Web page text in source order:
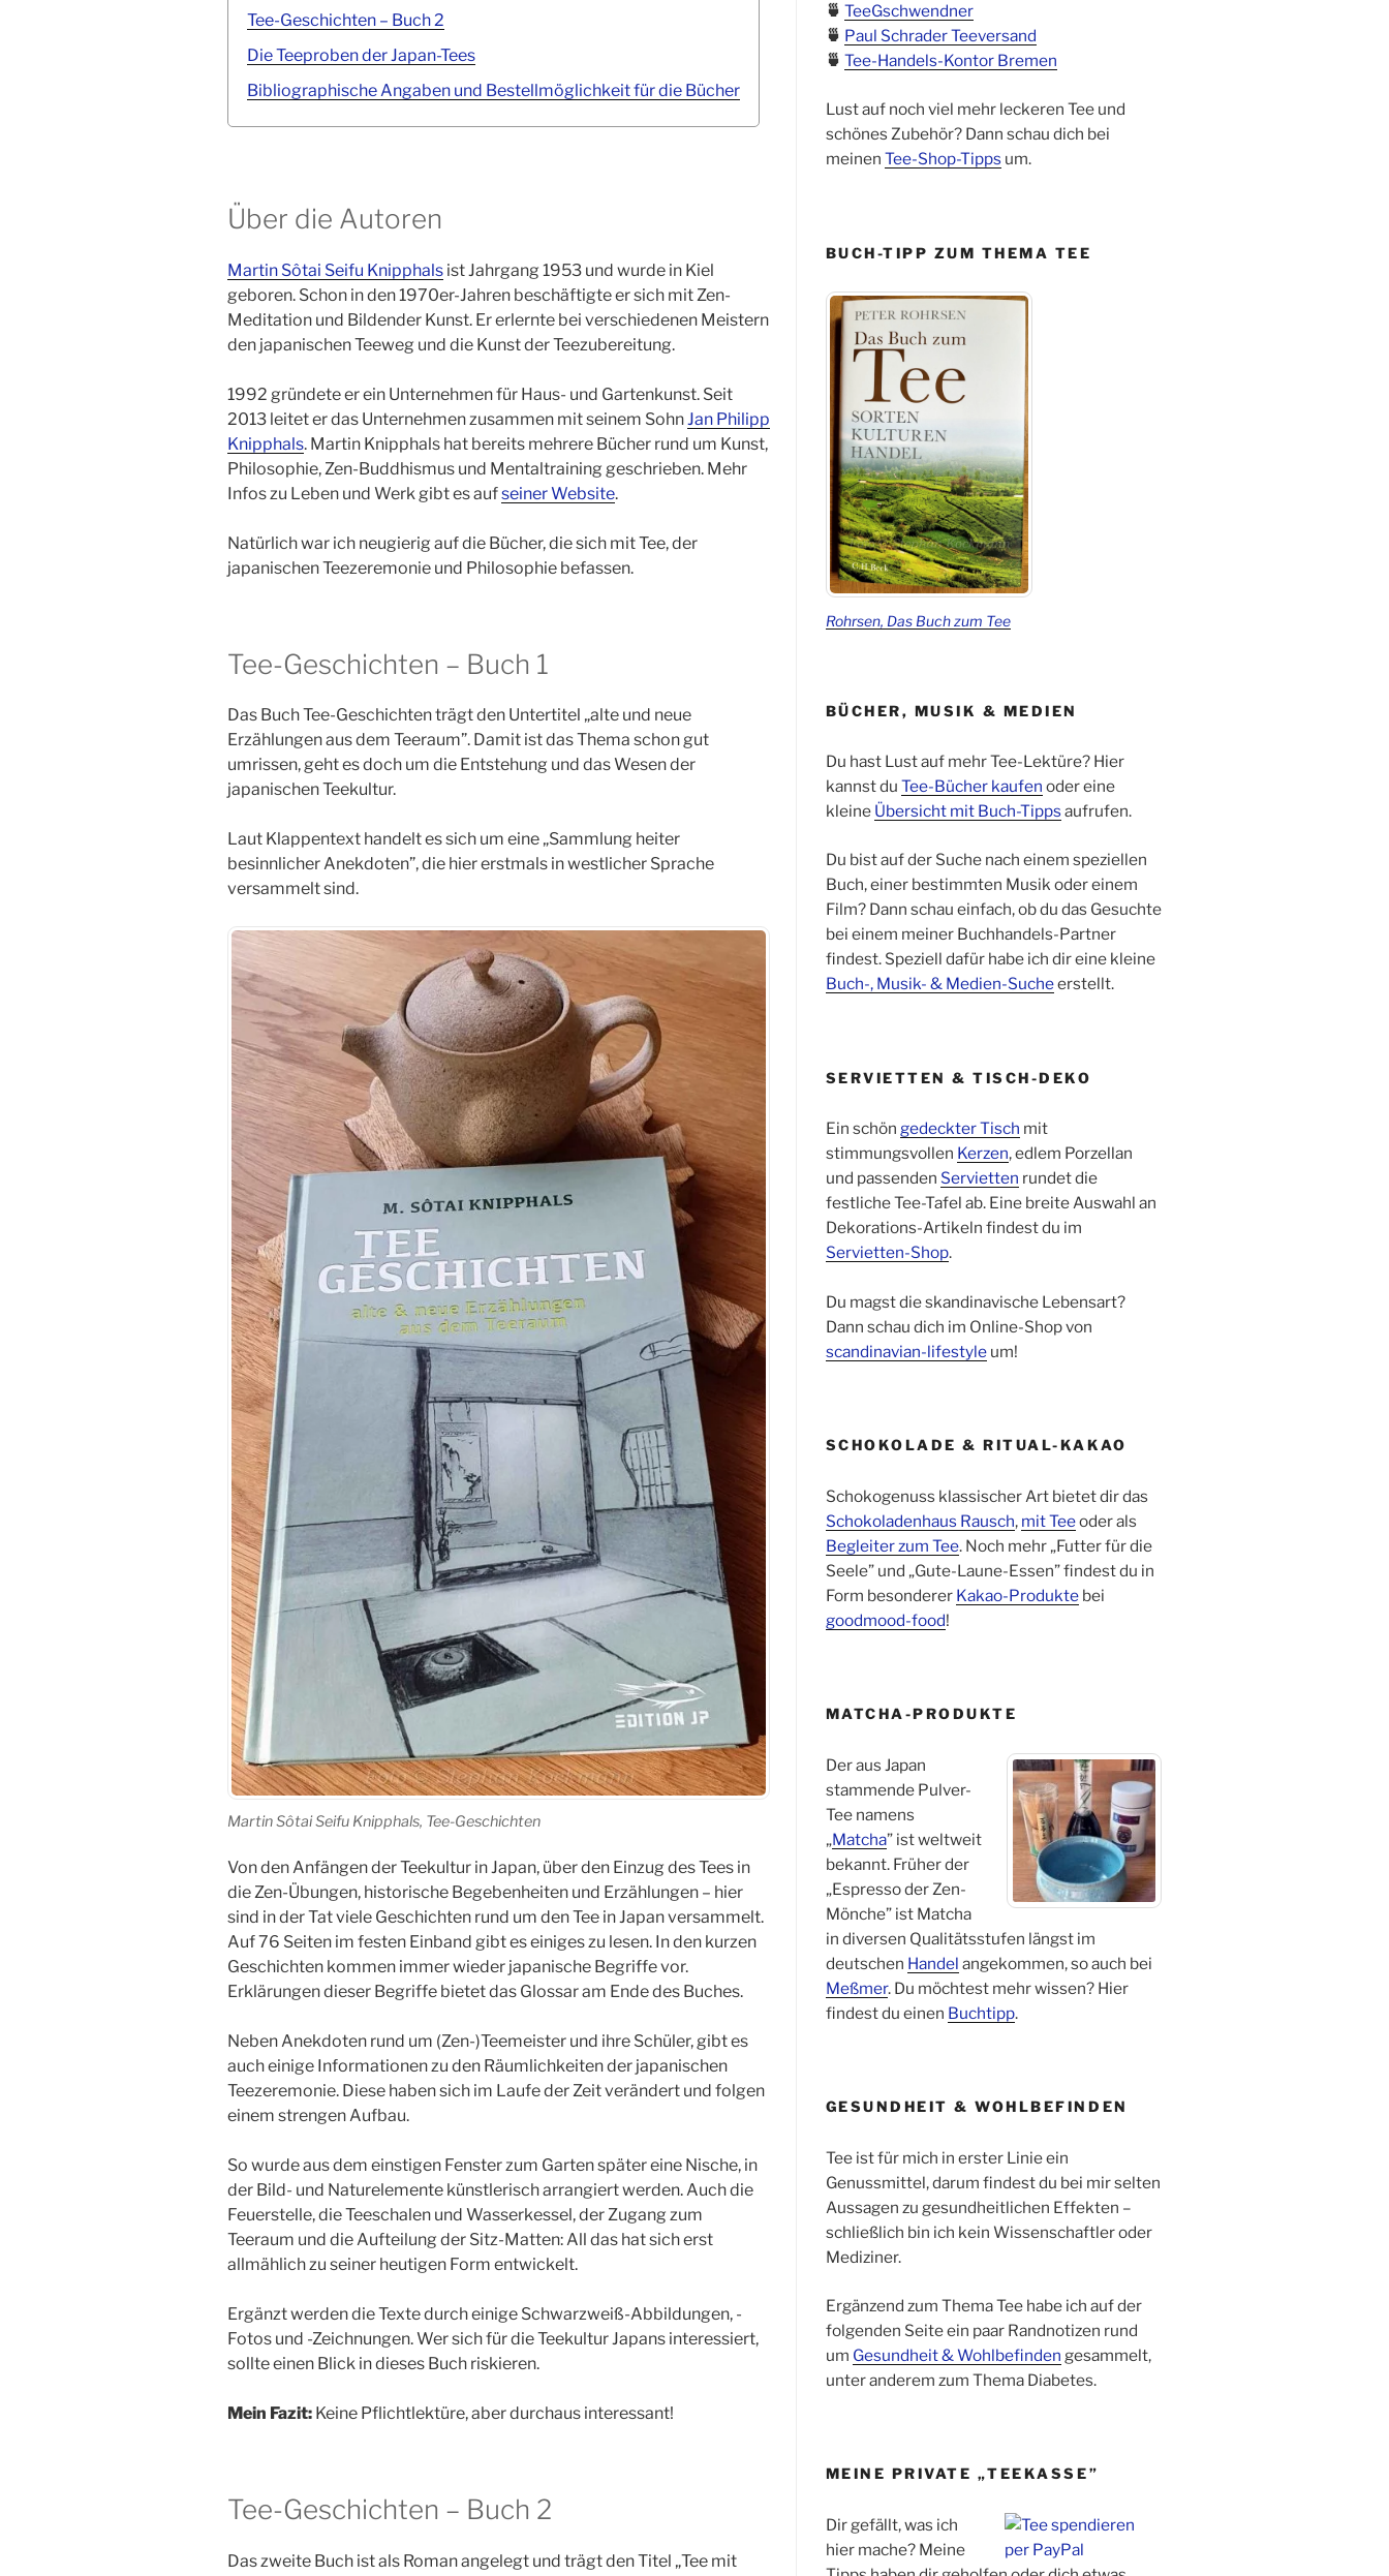
Tee-Geschichten – Buch 2
Die Teeproben der Japan-Tees
Bibliographische Angaben und Bestellmöglichkeit für die Bücher
Über die Autoren
Martin Sôtai Seifu Knipphals ist Jahrgang 1953 und wurde in Kiel
geboren. Schon in den 1970er-Jahren beschäftigte er sich mit Zen-
Meditation und Bildender Kunst. Er erlernte bei verschiedenen Meistern
den japanischen Teeweg und die Kunst der Teezubereitung.
1992 gründete er ein Unternehmen für Haus- und Gartenkunst. Seit
2013 leitet er das Unternehmen zusammen mit seinem SohnJan Philipp
Knipphals. Martin Knipphals hat bereits mehrere Bücher rund um Kunst,
Philosophie, Zen-Buddhismus und Mentaltraining geschrieben. Mehr
Infos zu Leben und Werk gibt es aufseiner Website.
Natürlich war ich neugierig auf die Bücher, die sich mit Tee, der
japanischen Teezeremonie und Philosophie befassen.
Tee-Geschichten – Buch 1
Das Buch Tee-Geschichten trägt den Untertitel „alte und neue
Erzählungen aus dem Teeraum”. Damit ist das Thema schon gut
umrissen, geht es doch um die Entstehung und das Wesen der
japanischen Teekultur.
Laut Klappentext handelt es sich um eine „Sammlung heiter
besinnlicher Anekdoten”, die hier erstmals in westlicher Sprache
versammelt sind.
Martin Sôtai Seifu Knipphals, Tee-Geschichten
Von den Anfängen der Teekultur in Japan, über den Einzug des Tees in
die Zen-Übungen, historische Begebenheiten und Erzählungen – hier
sind in der Tat viele Geschichten rund um den Tee in Japan versammelt.
Auf 76 Seiten im festen Einband gibt es einiges zu lesen. In den kurzen
Geschichten kommen immer wieder japanische Begriffe vor.
Erklärungen dieser Begriffe bietet das Glossar am Ende des Buches.
Neben Anekdoten rund um (Zen-)Teemeister und ihre Schüler, gibt es
auch einige Informationen zu den Räumlichkeiten der japanischen
Teezeremonie. Diese haben sich im Laufe der Zeit verändert und folgen
einem strengen Aufbau.
So wurde aus dem einstigen Fenster zum Garten später eine Nische, in
der Bild- und Naturelemente künstlerisch arrangiert werden. Auch die
Feuerstelle, die Teeschalen und Wasserkessel, der Zugang zum
Teeraum und die Aufteilung der Sitz-Matten: All das hat sich erst
allmählich zu seiner heutigen Form entwickelt.
Ergänzt werden die Texte durch einige Schwarzweiß-Abbildungen, -
Fotos und -Zeichnungen. Wer sich für die Teekultur Japans interessiert,
sollte einen Blick in dieses Buch riskieren.
Mein Fazit: Keine Pflichtlektüre, aber durchaus interessant!
Tee-Geschichten – Buch 2
Das zweite Buch ist als Roman angelegt und trägt den Titel „Tee mit
🍵 TeeGschwendner
🍵 Paul Schrader Teeversand
🍵 Tee-Handels-Kontor Bremen
Lust auf noch viel mehr leckeren Tee und
schönes Zubehör? Dann schau dich bei
meinen Tee-Shop-Tippsum.
BUCH-TIPP ZUM THEMA TEE
Rohrsen, Das Buch zum Tee
BÜCHER, MUSIK & MEDIEN
Du hast Lust auf mehr Tee-Lektüre? Hier
kannst du Tee-Bücher kaufen oder eine
kleine Übersicht mit Buch-Tippsaufrufen.
Du bist auf der Suche nach einem speziellen
Buch, einer bestimmten Musik oder einem
Film? Dann schau einfach, ob du das Gesuchte
bei einem meiner Buchhandels-Partner
findest. Speziell dafür habe ich dir eine kleine
Buch-, Musik- & Medien-Sucheerstellt.
SERVIETTEN & TISCH-DEKO
Ein schön gedeckter Tisch mit
stimmungsvollen Kerzen, edlem Porzellan
und passenden Servietten rundet die
festliche Tee-Tafel ab. Eine breite Auswahl an
Dekorations-Artikeln findest du im
Servietten-Shop.
Du magst die skandinavische Lebensart?
Dann schau dich im Online-Shop von
scandinavian-lifestyleum!
SCHOKOLADE & RITUAL-KAKAO
Schokogenuss klassischer Art bietet dir das
Schokoladenhaus Rausch, mit Teeoder als
Begleiter zum Tee. Noch mehr „Futter für die
Seele” und „Gute-Laune-Essen” findest du in
Form besonderer Kakao-Produktebei
goodmood-food!
MATCHA-PRODUKTE
Der aus Japan
stammende Pulver-
Tee namens
„Matcha” ist weltweit
bekannt. Früher der
„Espresso der Zen-
Mönche” ist Matcha
in diversen Qualitätsstufen längst im
deutschen Handel angekommen, so auch bei
Meßmer. Du möchtest mehr wissen? Hier
findest du einen Buchtipp.
GESUNDHEIT & WOHLBEFINDEN
Tee ist für mich in erster Linie ein
Genussmittel, darum findest du bei mir selten
Aussagen zu gesundheitlichen Effekten –
schließlich bin ich kein Wissenschaftler oder
Mediziner.
Ergänzend zum Thema Tee habe ich auf der
folgenden Seite ein paar Randnotizen rund
um Gesundheit & Wohlbefinden gesammelt,
unter anderem zum Thema Diabetes.
MEINE PRIVATE „TEEKASSE”
Dir gefällt, was ich
hier mache? Meine